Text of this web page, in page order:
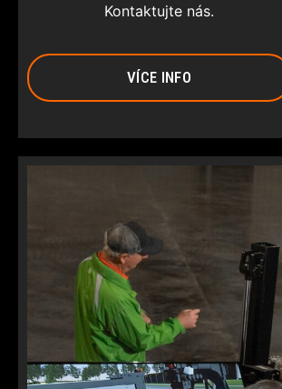
Kontaktujte nás.
VÍCE INFO